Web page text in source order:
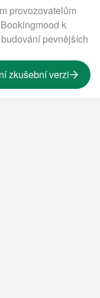
provozovatelům
k
pevnějších
zkušební verzi